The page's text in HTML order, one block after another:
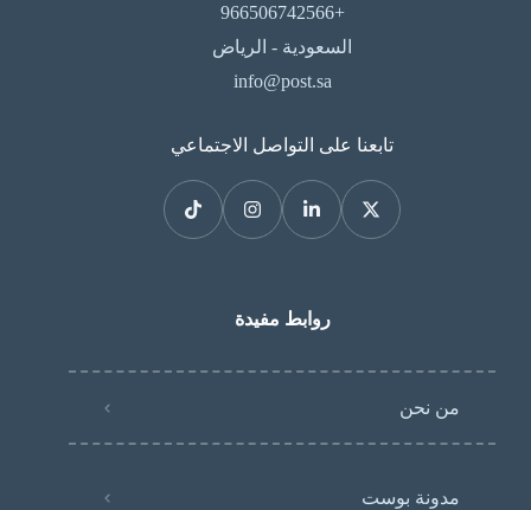
+966506742566
السعودية - الرياض
info@post.sa
تابعنا على التواصل الاجتماعي
روابط مفيدة
من نحن
مدونة بوست